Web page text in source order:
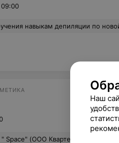
09:00
делать правильные движения.Ответит на Все интересующие Вас нюансы, привьет любовь к депиляции, что не мало важно с медицинской точки зрения, по правилам эргономики обучит Вас правильной позе в работе с клиентом. Отдельное спасибо моделям,которые подбадривали и не подгоняли неопытных учеников(т.е. нас ;).Всем,кто еще не решился сходить и перенять этот абсолютно нужный навык,советую посетить курсы у
(ООО Квартет-сервис, г.Минск
Наш